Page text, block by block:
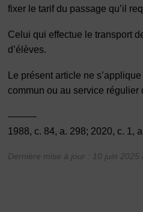
fixer le tarif du passage qu’il
Celui qui effectue le transport
d’élèves.
Le présent article ne
commun ou au service régulier
———
1988, c. 84, a. 298; 2020, c. 1,
Dernière mise à jour : 10 juin 2025